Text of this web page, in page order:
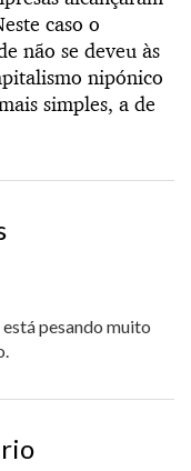
caso o
não se deveu às
nipónico
simples, a de
pesando muito